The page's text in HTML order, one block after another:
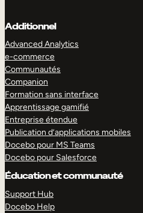
Additionnel
Advanced Analytics
e-commerce
Communautés
Companion
Formation sans interface
Apprentissage gamifié
Entreprise étendue
Publication d’applications mobiles
Docebo pour MS Teams
Docebo pour Salesforce
Éducation et communauté
Support Hub
Docebo Help